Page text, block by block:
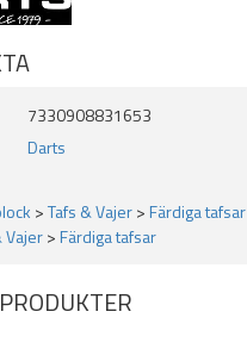
7330908831653
Darts
>Tafs & Vajer>Färdiga tafsar
Vajer>Färdiga tafsar